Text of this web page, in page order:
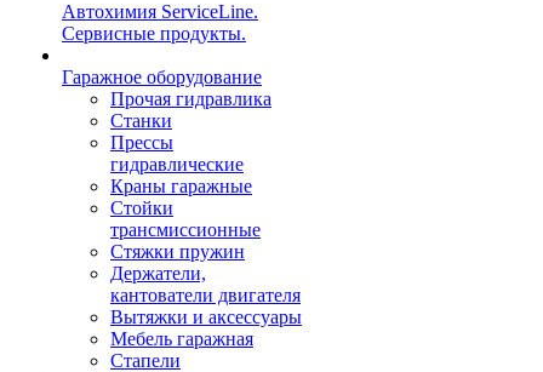
Автохимия ServiceLine.
Сервисные продукты.
Гаражное оборудование
Прочая гидравлика
Станки
Прессы
гидравлические
Краны гаражные
Стойки
трансмиссионные
Стяжки пружин
Держатели,
кантователи двигателя
Вытяжки и аксессуары
Мебель гаражная
Стапели